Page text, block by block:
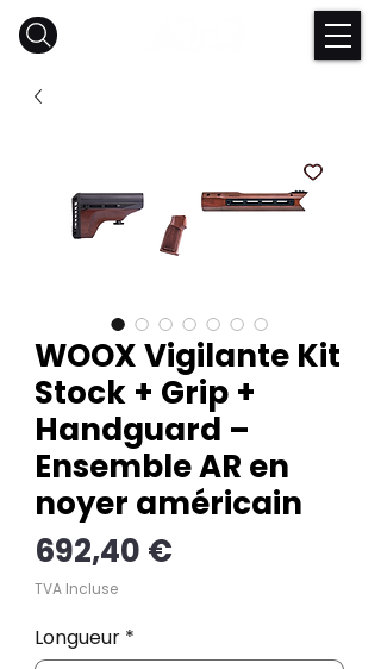
WOOX Vigilante Kit
Stock + Grip +
Handguard –
Ensemble AR en
noyer américain
692,40 €
TVA Incluse
Longueur *